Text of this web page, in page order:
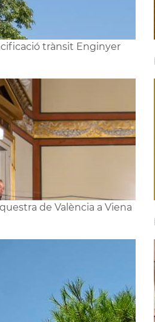
trànsit Enginyer
de València a Viena